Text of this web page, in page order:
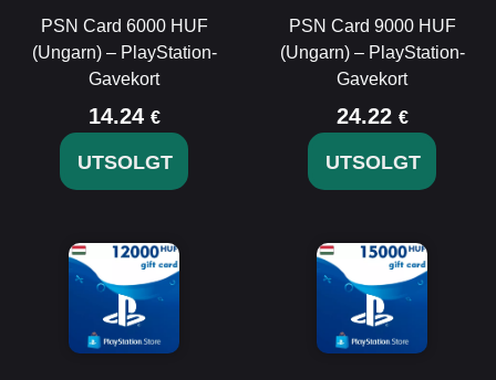
PSN Card 6000 HUF
(Ungarn) – PlayStation-
Gavekort
14.24 €
UTSOLGT
PSN Card 9000 HUF
(Ungarn) – PlayStation-
Gavekort
24.22 €
UTSOLGT